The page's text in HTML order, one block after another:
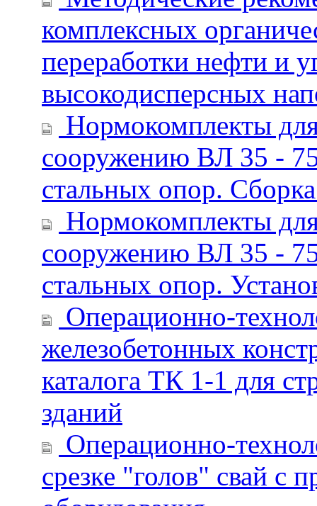
комплексных
переработки нефти и
высокодисперсных
Нормокомплекты
сооружению ВЛ 35 -
стальных опор.
Нормокомплекты
сооружению ВЛ 35 -
стальных опор.
Операционно-
железобетонных
каталога ТК 1-1 для
зданий
Операционно-
срезке "голов" свай с